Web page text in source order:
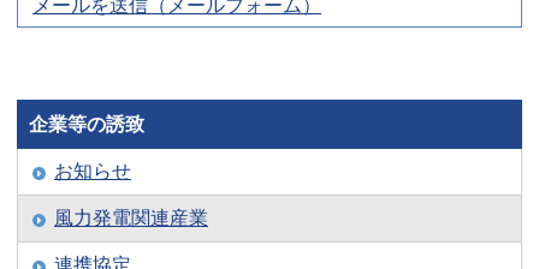
メールを送信（メールフォーム）
企業等の誘致
お知らせ
風力発電関連産業